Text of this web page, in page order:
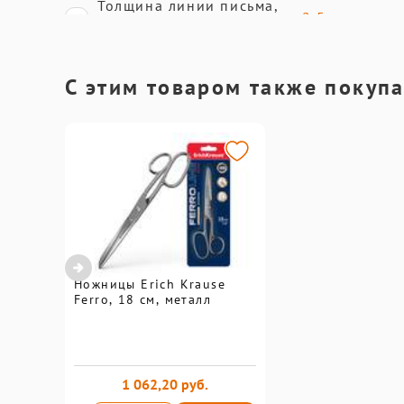
Толщина линии письма,
С этим товаром также
Ножницы Erich Krause
Ferro, 18 см, металл
1 062,20 руб.